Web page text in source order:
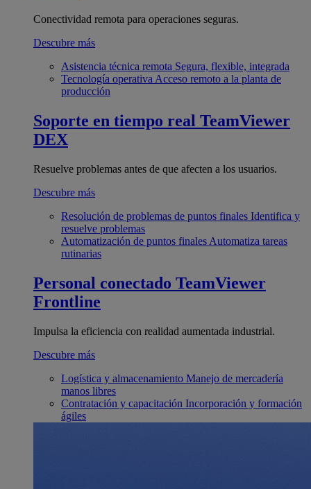
Conectividad remota para operaciones seguras.
Descubre más
Asistencia técnica remota Segura, flexible, integrada
Tecnología operativa Acceso remoto a la planta de
producción
Soporte en tiempo real TeamViewer
DEX
Resuelve problemas antes de que afecten a los usuarios.
Descubre más
Resolución de problemas de puntos finales Identifica y
resuelve problemas
Automatización de puntos finales Automatiza tareas
rutinarias
Personal conectado TeamViewer
Frontline
Impulsa la eficiencia con realidad aumentada industrial.
Descubre más
Logística y almacenamiento Manejo de mercadería
manos libres
Contratación y capacitación Incorporación y formación
ágiles